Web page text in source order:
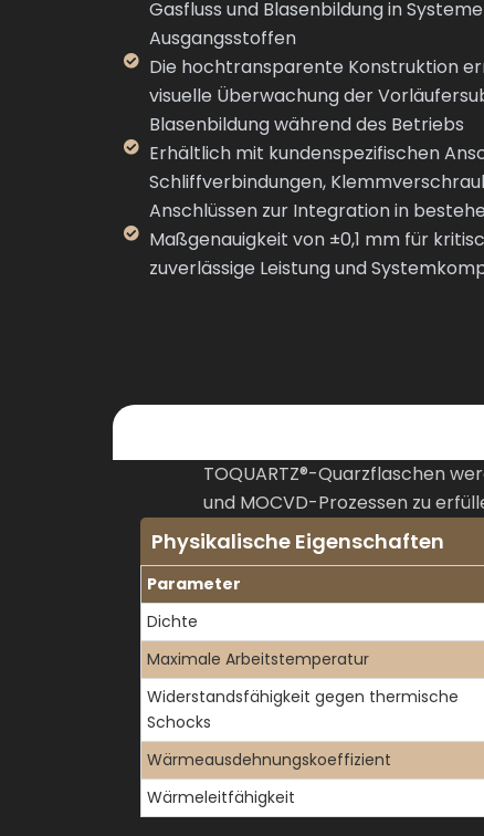
Gasfluss und Blasenbildung in
Ausgangsstoffen
Die hochtransparente Konstruktion
visuelle Überwachung der
Blasenbildung während des Betriebs
Erhältlich mit kundenspezifischen
Schliffverbindungen,
Anschlüssen zur Integration in
Maßgenauigkeit von ±0,1 mm für
zuverlässige Leistung und
TOQUARTZ®-Quarzflaschen
und MOCVD-Prozessen zu
Physikalische Eigenschaften
Parameter
Dichte
Maximale Arbeitstemperatur
Widerstandsfähigkeit gegen thermische
Schocks
Wärmeausdehnungskoeffizient
Wärmeleitfähigkeit